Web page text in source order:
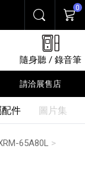
搜尋 購物
0
隨身聽 / 錄音筆
請洽展售店
件 圖片集
65A80L